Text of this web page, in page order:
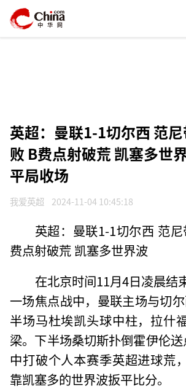
英超：曼联1-1切尔西 范
败 B费点射破荒 凯塞多世
平局收场
我爱英超 2024-11-04 10:45:18
英超：曼联1-1切尔西 范
费点射破荒 凯塞多世界波
在北京时间11月4日凌晨结
一场焦点战中，曼联主场与切
半场马杜埃凯头球中柱，拉什
梁。下半场桑切斯扑倒霍伊伦
中打破个人本赛季英超进球荒
靠凯塞多的世界波扳平比分。